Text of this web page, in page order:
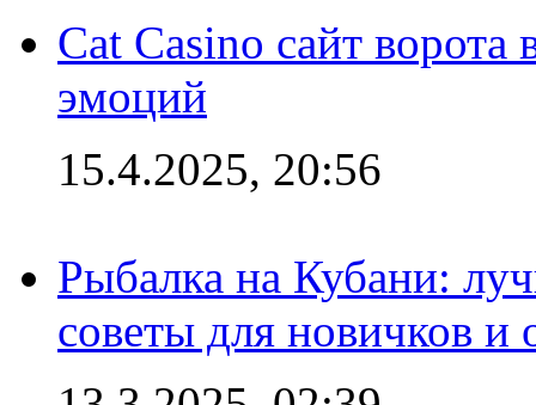
Cat Casino сайт
эмоций
15.4.2025, 20:56
Рыбалка на Кубани:
советы для новичков